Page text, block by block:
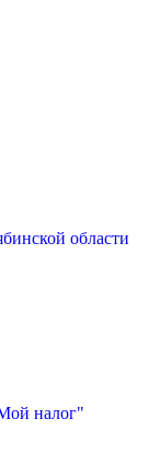
области
налог"